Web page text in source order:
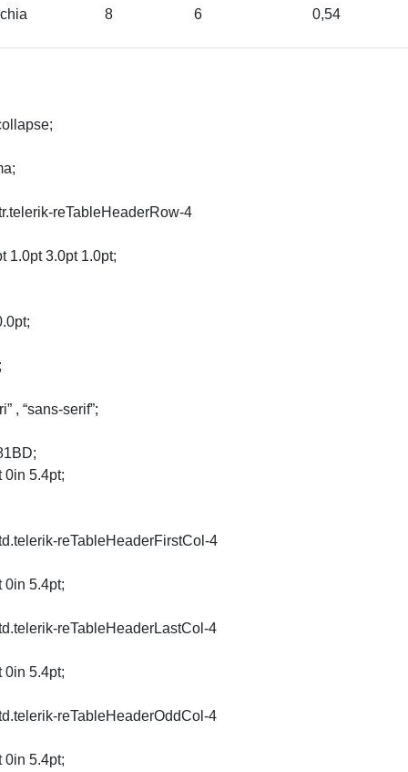
8 6 0,54
reTableHeaderRow-4
1.0pt 3.0pt 1.0pt;
, “sans-serif”;
0in 5.4pt;
reTableHeaderFirstCol-4
0in 5.4pt;
reTableHeaderLastCol-4
0in 5.4pt;
reTableHeaderOddCol-4
0in 5.4pt;